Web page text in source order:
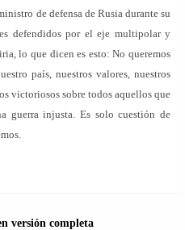
de defensa de Rusia durante su
defendidos por el eje multipolar y
lo que dicen es esto: No queremos
país, nuestros valores, nuestros
victoriosos sobre todos aquellos que
guerra injusta. Es solo cuestión de
versión completa